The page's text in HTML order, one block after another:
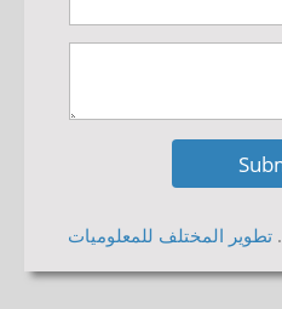
.تطوير المختلف للمعلوميات